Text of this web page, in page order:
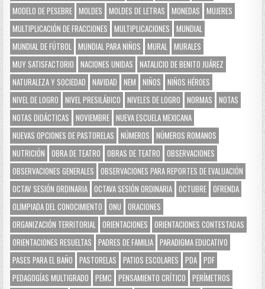
MODELO DE PESEBRE MOLDES MOLDES DE LETRAS MONEDAS
MUJERES
MULTIPLICACIÓN DE FRACCIONES
MULTIPLICACIONES
MUNDIAL
MUNDIAL DE FÚTBOL MUNDIAL PARA NIÑOS MURAL MURALES
MUY SATISFACTORIO
NACIONES UNIDAS
NATALICIO DE BENITO JUÁREZ
NATURALEZA Y SOCIEDAD
NAVIDAD NEM NIÑOS
NIÑOS HÉROES
NIVEL DE LOGRO
NIVEL PRESILÁBICO NIVELES DE LOGRO NORMAS
NOTAS
NOTAS DIDÁCTICAS
NOVIEMBRE NUEVA ESCUELA MEXICANA
NUEVAS OPCIONES DE PASTORELAS
NÚMEROS
NÚMEROS ROMANOS
NUTRICIÓN
OBRA DE TEATRO OBRAS DE TEATRO
OBSERVACIONES
OBSERVACIONES GENERALES
OBSERVACIONES PARA REPORTES DE EVALUACIÓN
OCTAV SESIÓN ORDINARIA OCTAVA SESIÓN ORDINARIA OCTUBRE OFRENDA
OLIMPIADA DEL CONOCIMIENTO
ONU
ORACIONES
ORGANIZACIÓN TERRITORIAL ORIENTACIONES
ORIENTACIONES CONTESTADAS
ORIENTACIONES RESUELTAS
PADRES DE FAMILIA PARADIGMA EDUCATIVO
PASES PARA EL BAÑO
PASTORELAS PATIOS ESCOLARES PDA PDF
PEDAGOGÍAS MULTIGRADO
PEMC PENSAMIENTO CRÍTICO PERÍMETROS